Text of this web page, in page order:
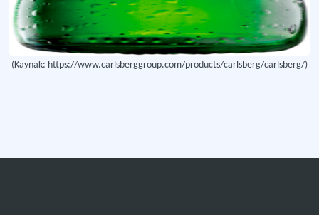
(Kaynak: https://www.carlsberggroup.com/products/carlsberg/carlsberg/)